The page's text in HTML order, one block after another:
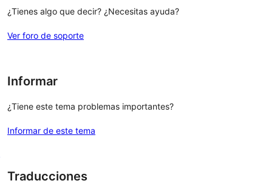
¿Tienes algo que decir? ¿Necesitas ayuda?
Ver foro de soporte
Informar
¿Tiene este tema problemas importantes?
Informar de este tema
Traducciones